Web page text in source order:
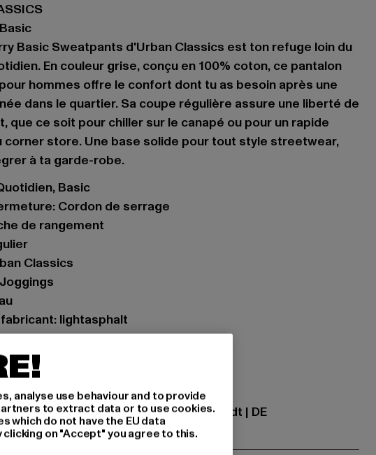
Basic Sweatpants d'Urban Classics est ton refuge loin du
En couleur grise, conçu en 100% coton, ce pantalon
hommes offre le confort dont tu as besoin après une
dans le quartier. Sa coupe régulière assure une liberté de
que ce soit pour chiller sur le canapé ou pour un rapide
corner store. Une base solide pour tout style streetwear,
à ta garde-robe.
Basic
Cordon de serrage
de rangement
Classics
lightasphalt
du matériau: 100% Coton
02946
International GmbH |info@tbint.de
Straße 7 | 64372 Ober-Ramstadt | DE
analyse use behaviour and to provide
to extract data or to use cookies.
which do not have the EU data
on "Accept" you agree to this.